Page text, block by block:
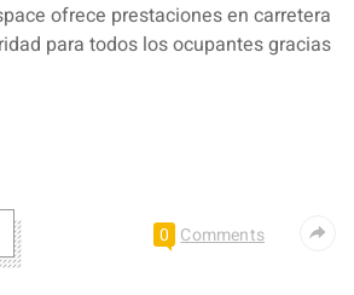
ofrece prestaciones en carretera
para todos los ocupantes gracias
0 Comments